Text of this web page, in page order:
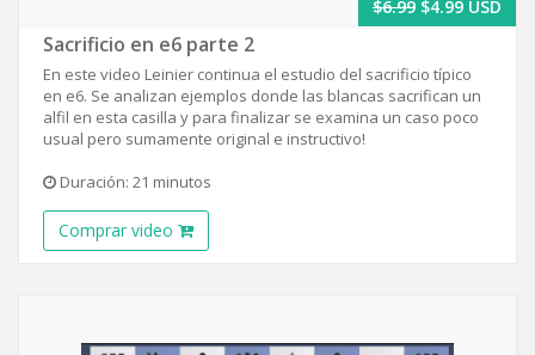
$6.99 $4.99 USD
Sacrificio en e6 parte 2
En este video Leinier continua el estudio del sacrificio típico
en e6. Se analizan ejemplos donde las blancas sacrifican un
alfil en esta casilla y para finalizar se examina un caso poco
usual pero sumamente original e instructivo!
Duración: 21 minutos
Comprar video